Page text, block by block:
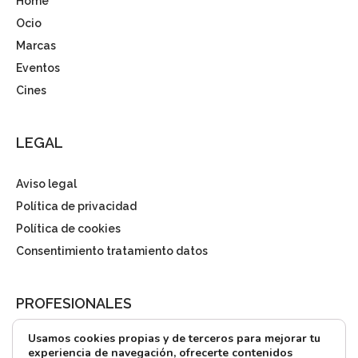
Ocio
Marcas
Eventos
Cines
LEGAL
Aviso legal
Política de privacidad
Política de cookies
Consentimiento tratamiento datos
PROFESIONALES
¿Quieres alquilar?
Usamos cookies propias y de terceros para mejorar tu
experiencia de navegación, ofrecerte contenidos